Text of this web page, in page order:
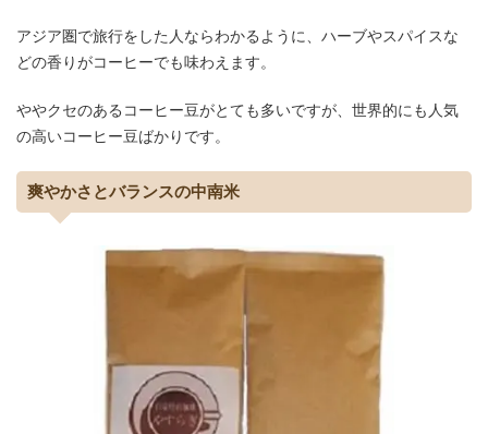
アジア圏で旅行をした人ならわかるように、ハーブやスパイスな
どの香りがコーヒーでも味わえます。
ややクセのあるコーヒー豆がとても多いですが、世界的にも人気
の高いコーヒー豆ばかりです。
爽やかさとバランスの中南米